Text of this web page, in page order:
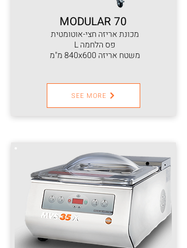
MODULAR 70
מכונת אריזה חצי-אוטומטית
פס הלחמה L
משטח אריזה 840x600 מ"מ
SEE MORE